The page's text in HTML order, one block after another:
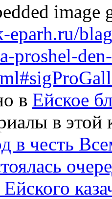
image
eparh.ru/
proshel-den-
в Ейское
в этой
в честь